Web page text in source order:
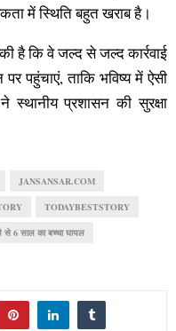
में स्थिति बहुत खराब है।
है कि वे जल्द से जल्द कार्रवाई
पहुंचाएं, ताकि भविष्य में ऐसी
प्रशासन की सुरक्षा
JANSANSAR.COM
TODAYBESTSTORY
से 6 साल का बच्चा घायल